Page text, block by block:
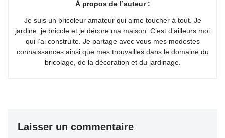
À propos de l’auteur :
Je suis un bricoleur amateur qui aime toucher à tout. Je
jardine, je bricole et je décore ma maison. C’est d’ailleurs moi
qui l’ai construite. Je partage avec vous mes modestes
connaissances ainsi que mes trouvailles dans le domaine du
bricolage, de la décoration et du jardinage.
Laisser un commentaire